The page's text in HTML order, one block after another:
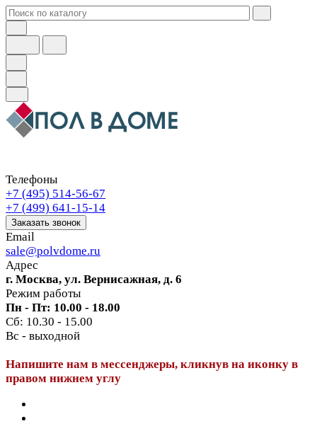
Телефоны
+7 (495) 514-56-67
+7 (499) 641-15-14
Заказать звонок
Email
sale@polvdome.ru
Адрес
г. Москва, ул. Вернисажная, д. 6
Режим работы
Пн - Пт: 10.00 - 18.00
Сб: 10.30 - 15.00
Вс - выходной
Напишите нам в мессенджеры, кликнув на иконку в
правом нижнем углу